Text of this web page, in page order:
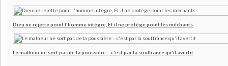
Dieu ne rejette point l'homme intègre, Et il ne protège point les méchants
Le malheur ne sort pas de la poussière ... c'est par la souffrance qu'il avertit